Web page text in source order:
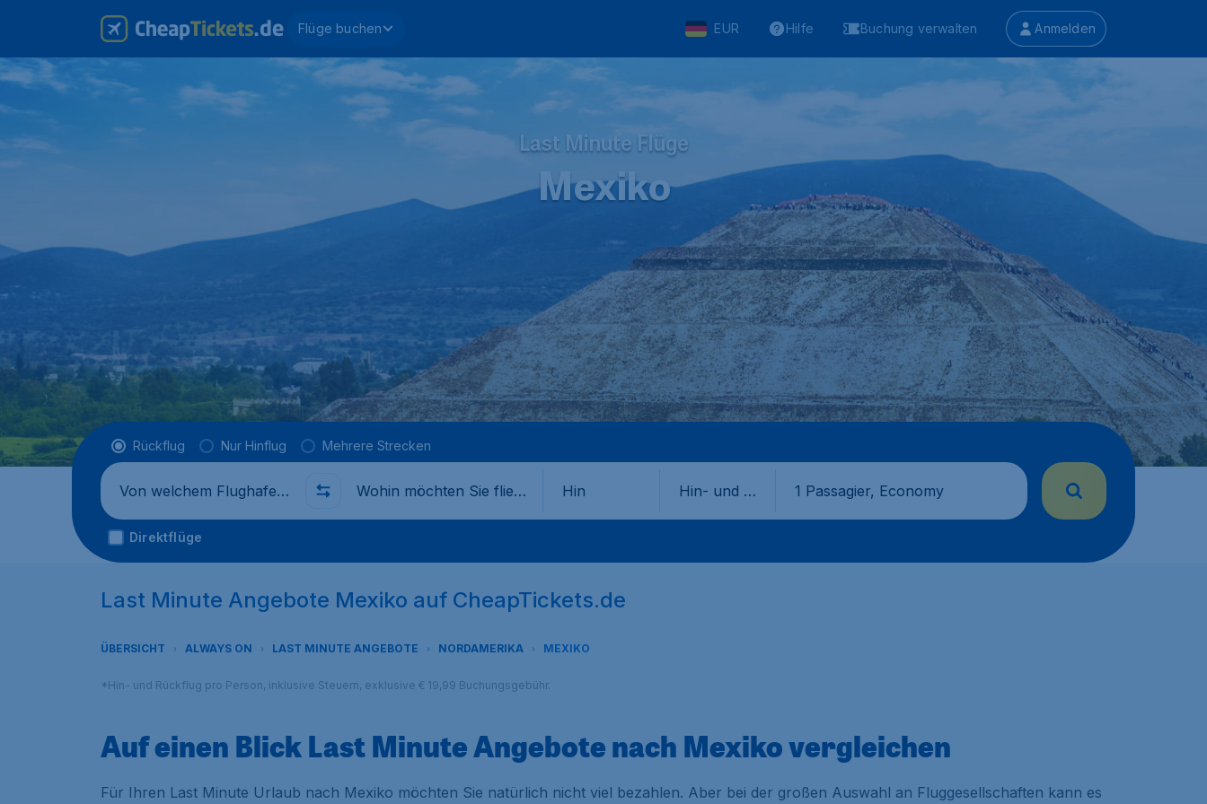
Flüge buchen EUR Hilfe Buchung verwalten Anmelden
Last Minute Flüge
Mexiko
Flugtyp
Rückflug Nur Hinflug Mehrere Strecken
Abflug von Wohin Hin
Hin- und Rü
1 Passagier, Economy
Direktflüge
Last Minute Angebote Mexiko auf CheapTickets.de
ÜBERSICHT ALWAYS ON LAST MINUTE ANGEBOTE NORDAMERIKA MEXIKO
*Hin- und Rückflug pro Person, inklusive Steuern, exklusive € 19,99 Buchungsgebühr.
Auf einen Blick Last Minute Angebote nach Mexiko vergleichen
Für Ihren Last Minute Urlaub nach Mexiko möchten Sie natürlich nicht viel bezahlen. Aber bei der großen Auswahl an Fluggesellschaften kann es